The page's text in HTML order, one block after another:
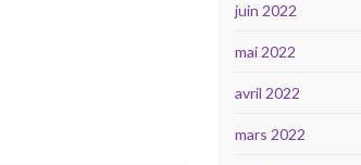
juin 2022
mai 2022
avril 2022
mars 2022